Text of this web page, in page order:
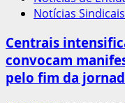
regras
novas
formas
de
Notícias Sindicais
Centrais
convocam
pelo fim da